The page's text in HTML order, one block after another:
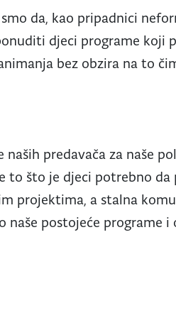
da, kao pripadnici
djeci programe koji
bez obzira na to
predavača za naše
to što je djeci potrebno da
projektima, a stalna
postojeće programe i